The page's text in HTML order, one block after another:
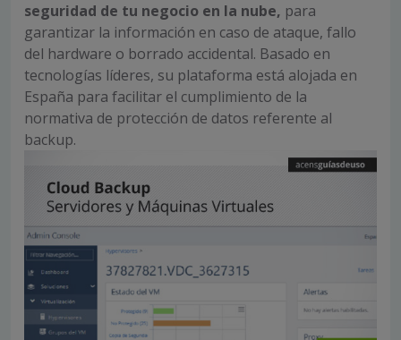
seguridad de tu negocio en la nube, para
garantizar la información en caso de ataque, fallo
del hardware o borrado accidental. Basado en
tecnologías líderes, su plataforma está alojada en
España para facilitar el cumplimiento de la
normativa de protección de datos referente al
backup.